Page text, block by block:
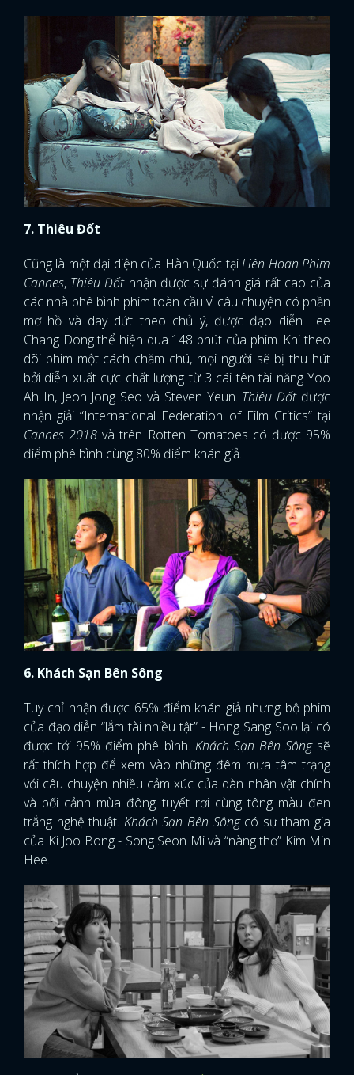
7. Thiêu Đốt
Cũng là một đại diện của Hàn Quốc tạiLiên Hoan Phim
Cannes, Thiêu Đốt nhận được sự đánh giá rất cao của
các nhà phê bình phim toàn cầu vì câu chuyện có phần
mơ hồ và day dứt theo chủ ý, được đạo diễn Lee
Chang Dong thể hiện qua 148 phút của phim. Khi theo
dõi phim một cách chăm chú, mọi người sẽ bị thu hút
bởi diễn xuất cực chất lượng từ 3 cái tên tài năng Yoo
Ah In, Jeon Jong Seo và Steven Yeun. Thiêu Đốtđược
nhận giải “International Federation of Film Critics” tại
Cannes 2018 và trên Rotten Tomatoes có được 95%
điểm phê bình cùng 80% điểm khán giả.
6. Khách Sạn Bên Sông
Tuy chỉ nhận được 65% điểm khán giả nhưng bộ phim
của đạo diễn “lắm tài nhiều tật” - Hong Sang Soo lại có
được tới 95% điểm phê bình. Khách Sạn Bên Sông sẽ
rất thích hợp để xem vào những đêm mưa tâm trạng
với câu chuyện nhiều cảm xúc của dàn nhân vật chính
và bối cảnh mùa đông tuyết rơi cùng tông màu đen
trắng nghệ thuật. Khách Sạn Bên Sôngcó sự tham gia
của Ki Joo Bong - Song Seon Mi và “nàng thơ” Kim Min
Hee.